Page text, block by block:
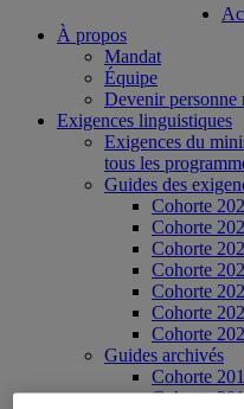
À propos
Mandat
Équipe
Devenir
Exigences linguistiques
Exigences du
tous les
Guides des
Cohorte
Cohorte
Cohorte
Cohorte
Cohorte
Cohorte
Cohorte
Guides archivés
Cohorte
Cohorte